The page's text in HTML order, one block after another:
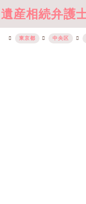
遺産相続弁護
東京都 中央区